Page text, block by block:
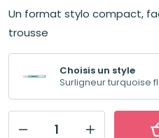
Un format stylo compact,
trousse
Choisis un style
Surligneur turquoise